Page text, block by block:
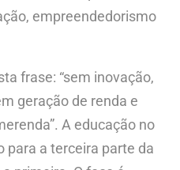
empreendedorismo
frase: “sem inovação,
geração de renda e
A educação no
para a terceira parte da